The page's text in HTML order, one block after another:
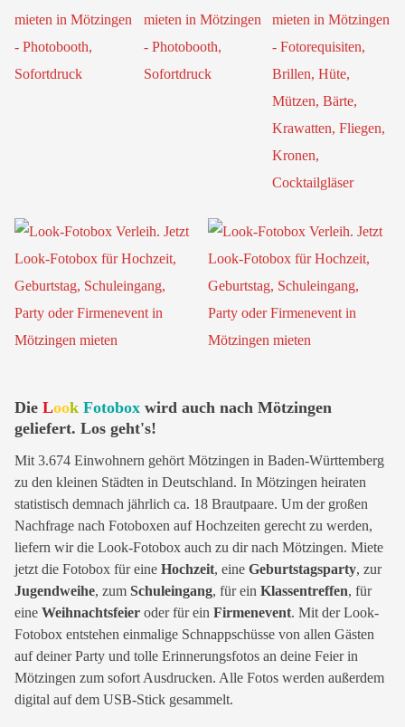
Die Look Fotobox wird auch nach Mötzingen
geliefert. Los geht's!
Mit 3.674 Einwohnern gehört Mötzingen in Baden-Württemberg
zu den kleinen Städten in Deutschland. In Mötzingen heiraten
statistisch demnach jährlich ca. 18 Brautpaare. Um der großen
Nachfrage nach Fotoboxen auf Hochzeiten gerecht zu werden,
liefern wir die Look-Fotobox auch zu dir nach Mötzingen. Miete
jetzt die Fotobox für eine Hochzeit, eine Geburtstagsparty, zur
Jugendweihe, zum Schuleingang, für ein Klassentreffen, für
eine Weihnachtsfeier oder für ein Firmenevent. Mit der Look-
Fotobox entstehen einmalige Schnappschüsse von allen Gästen
auf deiner Party und tolle Erinnerungsfotos an deine Feier in
Mötzingen zum sofort Ausdrucken. Alle Fotos werden außerdem
digital auf dem USB-Stick gesammelt.